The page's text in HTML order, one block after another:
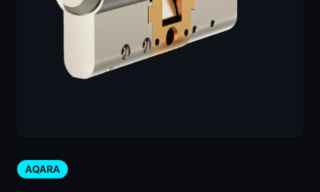
AQARA